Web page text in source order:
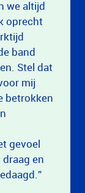
we altijd
oprecht
band
Stel dat
mij
betrokken
gevoel
en